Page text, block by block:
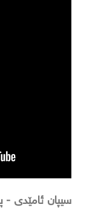
سیپان ئامێدی -